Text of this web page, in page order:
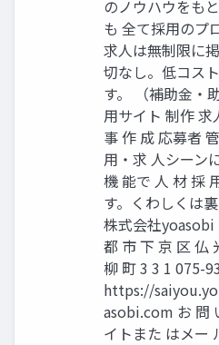
のノウハウをも
も 全て採用のプ
求人は無制限に
切なし。低コス
す。 （補助金・
用サイト 制作 求
事 作 成 応募者
用・求 人シーン
機 能で 人 材 採
す。くわしくは
株式会社yoasobi
都 市 下 京 区 仏
柳 町 3 3 1 075-
https://
asobi.com お 問
イトまた はメー